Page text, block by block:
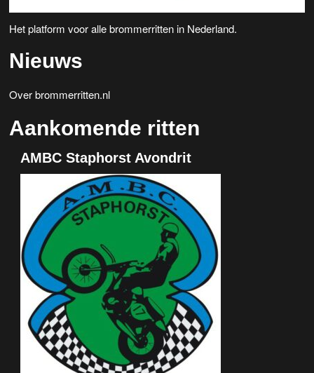
Het platform voor alle brommerritten in Nederland.
Nieuws
Over brommerritten.nl
Aankomende ritten
AMBC Staphorst Avondrit